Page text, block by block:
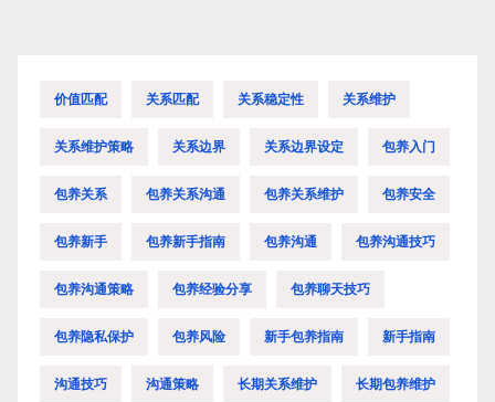
价值匹配 关系匹配 关系稳定性 关系维护
关系维护策略 关系边界 关系边界设定 包养入门
包养关系 包养关系沟通 包养关系维护 包养安全
包养新手 包养新手指南 包养沟通 包养沟通技巧
包养沟通策略 包养经验分享 包养聊天技巧
包养隐私保护 包养风险 新手包养指南 新手指南
沟通技巧 沟通策略 长期关系维护 长期包养维护